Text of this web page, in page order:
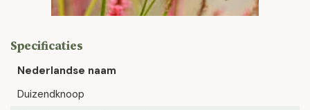
Specificaties
Nederlandse naam
Duizendknoop